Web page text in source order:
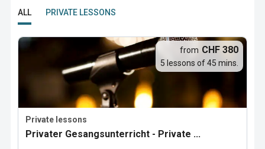
ALL PRIVATE LESSONS
Private lessons
Privater Gesangsunterricht - Private ...
from CHF 380
5 lessons of 45 mins.